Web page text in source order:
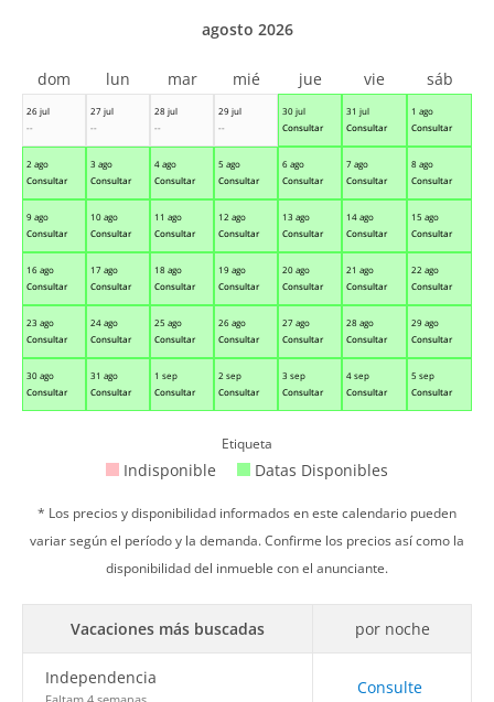
26 jul
--
27 jul
--
28 jul
--
29 jul
--
30 jul
Consultar
31 jul
Consultar
1 ago
Consultar
2 ago
Consultar
3 ago
Consultar
4 ago
Consultar
5 ago
Consultar
6 ago
Consultar
7 ago
Consultar
8 ago
Consultar
9 ago
Consultar
10 ago
Consultar
11 ago
Consultar
12 ago
Consultar
13 ago
Consultar
14 ago
Consultar
15 ago
Consultar
16 ago
Consultar
17 ago
Consultar
18 ago
Consultar
19 ago
Consultar
20 ago
Consultar
21 ago
Consultar
22 ago
Consultar
23 ago
Consultar
24 ago
Consultar
25 ago
Consultar
26 ago
Consultar
27 ago
Consultar
28 ago
Consultar
29 ago
Consultar
30 ago
Consultar
31 ago
Consultar
1 sep
Consultar
2 sep
Consultar
3 sep
Consultar
4 sep
Consultar
5 sep
Consultar
agosto 2026
dom lun mar mié jue vie sáb
Etiqueta
Indisponible Datas Disponibles
* Los precios y disponibilidad informados en este calendario pueden
variar según el período y la demanda. Confirme los precios así como la
disponibilidad del inmueble con el anunciante.
Vacaciones más buscadas por noche
Independencia Consulte